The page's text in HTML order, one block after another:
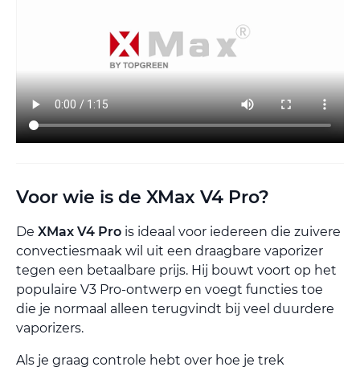
Voor wie is de XMax V4 Pro?
De XMax V4 Pro is ideaal voor iedereen die zuivere
convectiesmaak wil uit een draagbare vaporizer
tegen een betaalbare prijs. Hij bouwt voort op het
populaire V3 Pro-ontwerp en voegt functies toe
die je normaal alleen terugvindt bij veel duurdere
vaporizers.
Als je graag controle hebt over hoe je trek